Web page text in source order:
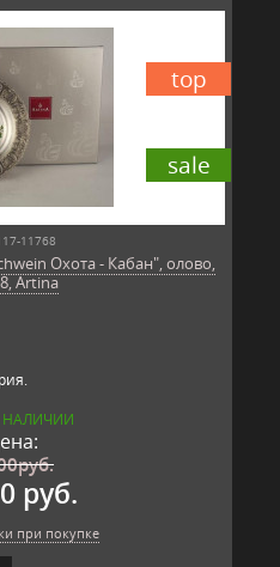
sale
top
11768
Охота - Кабан", олово,
Artina
НАЛИЧИИ
руб.
руб.
при покупке